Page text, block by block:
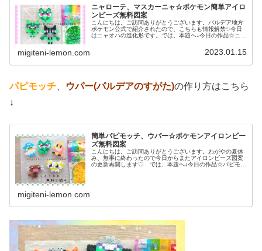
ニャローテ、マスカーニャ☆ポケモン簡単アイロ
ンビーズ無料図案
こんにちは。ご訪問ありがとうございます。パルデア地方
ポケモン公式で紹介されたので、こちらも情報解禁✨今日
はニャオハの進化形です。では、本題へ↓今日の作品☆ニャ
migiteni-lemon.com 2023.01.15
パピモッチ ウパー(パルデアのすがた)の作り方はこちら
↓
簡単パピモッチ、ウパー☆ポケモンアイロンビー
ズ無料図案
こんにちは。ご訪問ありがとうございます。わがやの夏休
み、無事に終わったので今日からまたアイロンビーズ図案
の更新再開します♡ では、本題へ↓今日の作品☆パピモッ
migiteni-lemon.com